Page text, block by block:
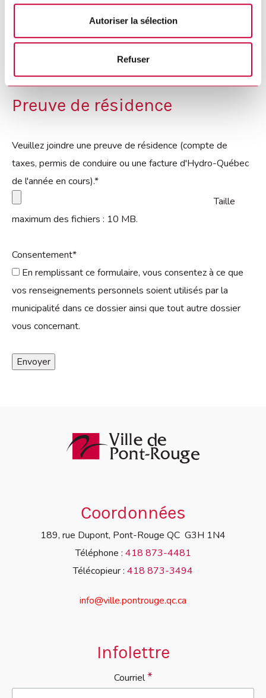
Autoriser la sélection
Refuser
Numéro de téléphone :*
Preuve de résidence
Veuillez joindre une preuve de résidence (compte de
taxes, permis de conduire ou une facture d'Hydro-Québec
de l'année en cours).*
Taille
maximum des fichiers : 10 MB.
Consentement*
En remplissant ce formulaire, vous consentez à ce que
vos renseignements personnels soient utilisés par la
municipalité dans ce dossier ainsi que tout autre dossier
vous concernant.
Coordonnées
189, rue Dupont, Pont-Rouge QC G3H 1N4
Téléphone : 418 873-4481
Télécopieur : 418 873-3494
info@ville.pontrouge.qc.ca
Infolettre
Courriel*